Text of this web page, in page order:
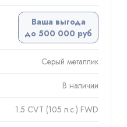
Ваша выгода
до 500 000 руб
Серый металлик
В наличии
1.5 CVT (105 л.с.) FWD